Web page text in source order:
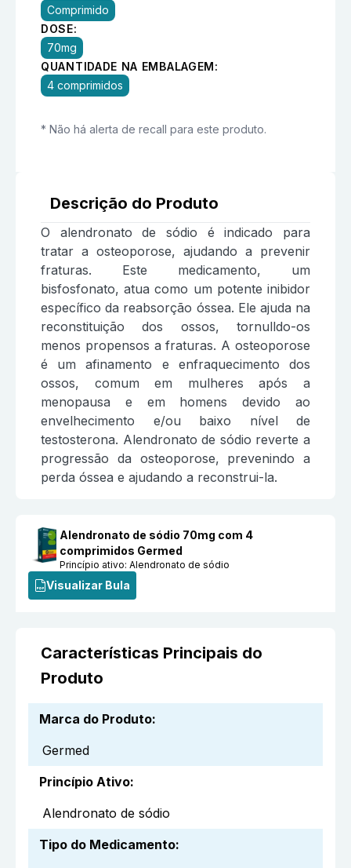
Comprimido
DOSE:
70mg
QUANTIDADE NA EMBALAGEM:
4 comprimidos
* Não há alerta de recall para este produto.
Descrição do Produto
O alendronato de sódio é indicado para
tratar a osteoporose, ajudando a prevenir
fraturas. Este medicamento, um
bisfosfonato, atua como um potente inibidor
específico da reabsorção óssea. Ele ajuda na
reconstituição dos ossos, tornulldo-os
menos propensos a fraturas. A osteoporose
é um afinamento e enfraquecimento dos
ossos, comum em mulheres após a
menopausa e em homens devido ao
envelhecimento e/ou baixo nível de
testosterona. Alendronato de sódio reverte a
progressão da osteoporose, prevenindo a
perda óssea e ajudando a reconstrui-la.
Alendronato de sódio 70mg com 4
comprimidos Germed
Princípio ativo:Alendronato de sódio
Visualizar Bula
Características Principais do
Produto
Marca do Produto:
Germed
Princípio Ativo:
Alendronato de sódio
Tipo do Medicamento: